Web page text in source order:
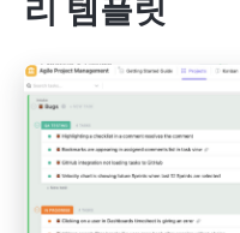
리 템플릿